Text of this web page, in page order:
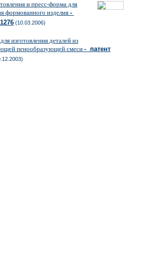
и пресс-форма для
формованного изделия -
(10.03.2006)
изготовления деталей из
пенообразующей смеси- патент